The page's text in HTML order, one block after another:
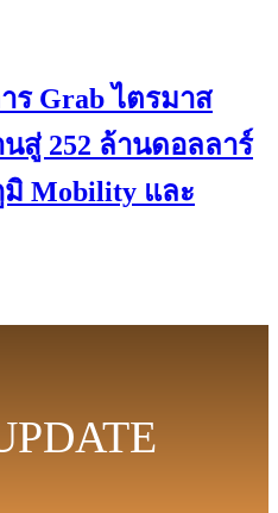
ร Grab ไตรมาส
นสู่ 252 ล้านดอลลาร์
Mobility และ